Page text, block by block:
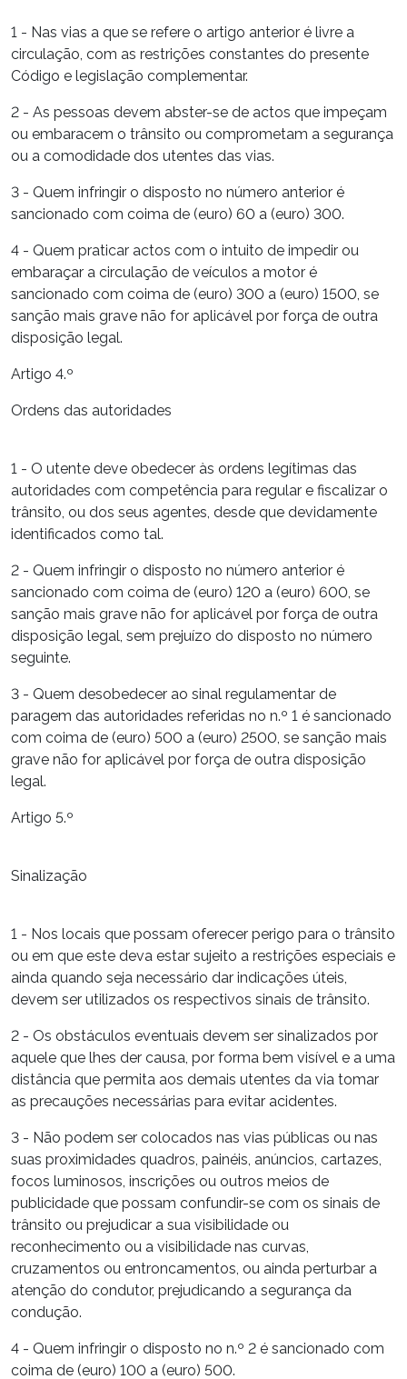
1 - Nas vias a que se refere o artigo anterior é livre a
circulação, com as restrições constantes do presente
Código e legislação complementar.
2 - As pessoas devem abster-se de actos que impeçam
ou embaracem o trânsito ou comprometam a segurança
ou a comodidade dos utentes das vias.
3 - Quem infringir o disposto no número anterior é
sancionado com coima de (euro) 60 a (euro) 300.
4 - Quem praticar actos com o intuito de impedir ou
embaraçar a circulação de veículos a motor é
sancionado com coima de (euro) 300 a (euro) 1500, se
sanção mais grave não for aplicável por força de outra
disposição legal.
Artigo 4.º
Ordens das autoridades
1 - O utente deve obedecer às ordens legítimas das
autoridades com competência para regular e fiscalizar o
trânsito, ou dos seus agentes, desde que devidamente
identificados como tal.
2 - Quem infringir o disposto no número anterior é
sancionado com coima de (euro) 120 a (euro) 600, se
sanção mais grave não for aplicável por força de outra
disposição legal, sem prejuízo do disposto no número
seguinte.
3 - Quem desobedecer ao sinal regulamentar de
paragem das autoridades referidas no n.º 1 é sancionado
com coima de (euro) 500 a (euro) 2500, se sanção mais
grave não for aplicável por força de outra disposição
legal.
Artigo 5.º
Sinalização
1 - Nos locais que possam oferecer perigo para o trânsito
ou em que este deva estar sujeito a restrições especiais e
ainda quando seja necessário dar indicações úteis,
devem ser utilizados os respectivos sinais de trânsito.
2 - Os obstáculos eventuais devem ser sinalizados por
aquele que lhes der causa, por forma bem visível e a uma
distância que permita aos demais utentes da via tomar
as precauções necessárias para evitar acidentes.
3 - Não podem ser colocados nas vias públicas ou nas
suas proximidades quadros, painéis, anúncios, cartazes,
focos luminosos, inscrições ou outros meios de
publicidade que possam confundir-se com os sinais de
trânsito ou prejudicar a sua visibilidade ou
reconhecimento ou a visibilidade nas curvas,
cruzamentos ou entroncamentos, ou ainda perturbar a
atenção do condutor, prejudicando a segurança da
condução.
4 - Quem infringir o disposto no n.º 2 é sancionado com
coima de (euro) 100 a (euro) 500.